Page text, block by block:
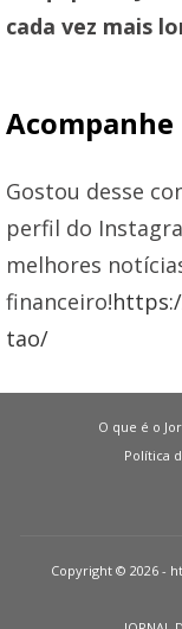
cada vez mais
Acompanhe
Gostou desse
perfil do
melhores
financeiro!
tao/
O que é o
Política
em dinheiro para
cartão de crédito,
Copyright © 2026 -